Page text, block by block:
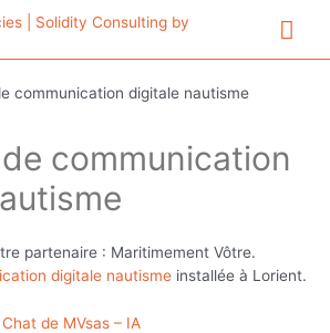
communication digitale nautisme
de communication
partenaire : Maritimement Vôtre.
digitale nautisme installée à Lorient.
de MVsas – IA